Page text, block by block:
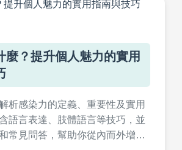
麼？提升個人魅力的實用
析感染力的定義、重要性及實用
語言表達、肢體語言等技巧，並
常見問答，幫助你從內而外增強